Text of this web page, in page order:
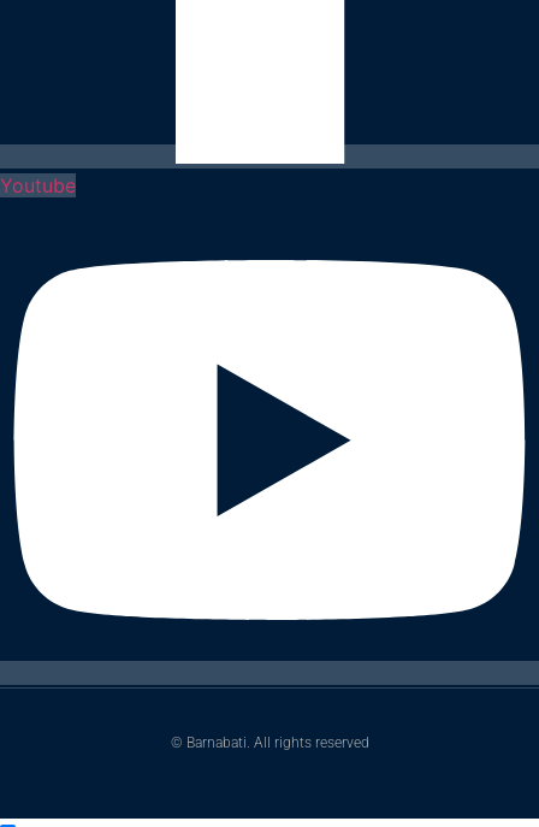
Youtube
© Barnabati. All rights reserved